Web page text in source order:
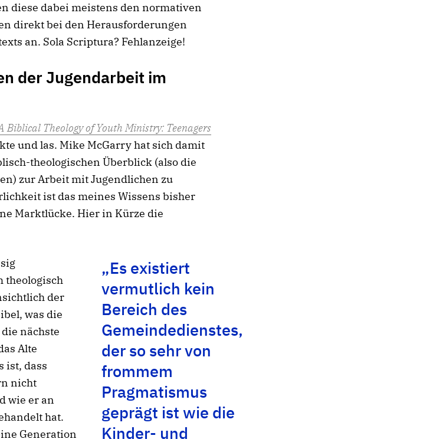
diese dabei meistens den normativen
direkt bei den Herausforderungen
an. Sola Scriptura? Fehlanzeige!
der Jugendarbeit im
Biblical Theology of Youth Ministry: Teenagers
und las. Mike McGarry hat sich damit
theologischen Überblick (also die
zur Arbeit mit Jugendlichen zu
ist das meines Wissens bisher
Marktlücke. Hier in Kürze die
„Es existiert
vermutlich kein
Bereich des
Gemeindedienstes,
der so sehr von
frommem
Pragmatismus
geprägt ist wie die
Kinder- und
theologisch
der
was die
nächste
Alte
ist, dass
nicht
wie er an
hat.
Generation